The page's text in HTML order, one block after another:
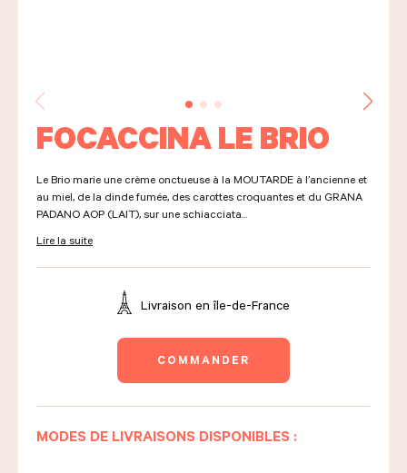
NOUS CONTACTER
Nous trouver
Commander
FOCACCINA LE BRIO
Le Brio marie une crème onctueuse à la MOUTARDE à l’ancienne et
au miel, de la dinde fumée, des carottes croquantes et du GRANA
PADANO AOP (LAIT), sur une schiacciata...
Lire la suite
Livraison en île-de-France
COMMANDER
MODES DE LIVRAISONS DISPONIBLES :